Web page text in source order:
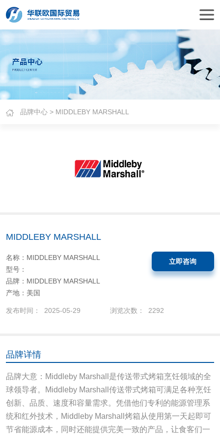
品牌中心 > MIDDLEBY MARSHALL
MIDDLEBY MARSHALL
名称：MIDDLEBY MARSHALL
型号：
品牌：MIDDLEBY MARSHALL
产地：美国
立即咨询
发布时间： 2025-05-29 浏览次数： 2292
品牌详情
品牌大意：Middleby Marshall是传送带式烤箱烹饪领域的全
球领导者。Middleby Marshall传送带式烤箱可满足各种烹饪
创新、品质、速度和容量需求。凭借他们专利的能源管理系
统和红外技术，Middleby Marshall烤箱从使用第一天起即可
节省能源成本，同时还能提供完美一致的产品，让食客们一